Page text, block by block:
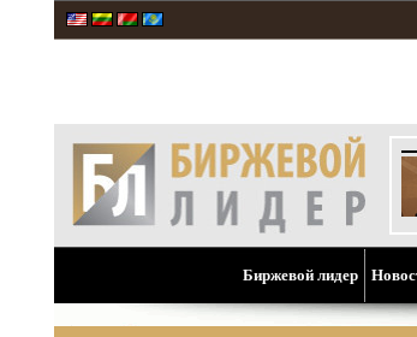
Биржевой лидер